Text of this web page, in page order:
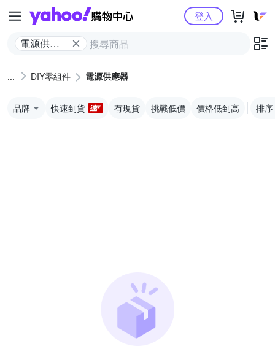
Yahoo購物中心
電源供應
登入
DIY零組件 電源供應器
品牌 快速到貨 有現貨 挑戰低價 價格低到高 排序